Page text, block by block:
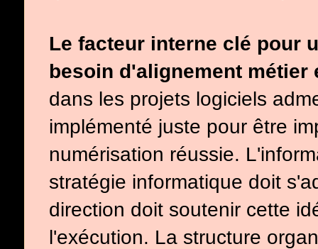
Le facteur interne clé pour
besoin d'alignement métier
dans les projets logiciels
implémenté juste pour être
numérisation réussie.
stratégie informatique doit
direction doit soutenir cette
l'exécution. La structure